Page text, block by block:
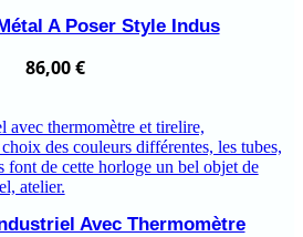
A Poser Style Indus
86,00€
Avec Thermomètre